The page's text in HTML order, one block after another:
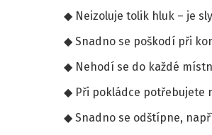
Neizoluje tolik hluk – je
Snadno se poškodí při
Nehodí se do každé
Při pokládce potřebujete
Snadno se odštípne,